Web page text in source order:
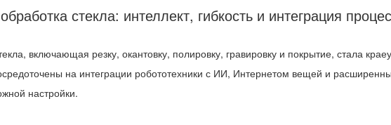
стекла: интеллект, гибкость и интеграция
включающая резку, окантовку, полировку, гравировку и покрытие, стала
на интеграции робототехники с ИИ, Интернетом вещей и
настройки.